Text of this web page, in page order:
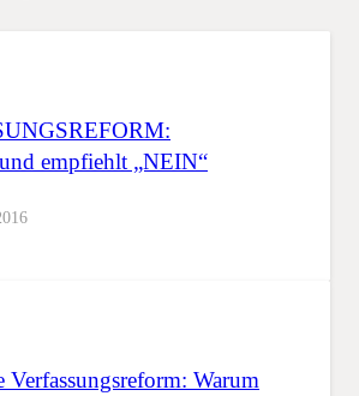
empfiehlt „NEIN“
Verfassungsreform: Warum